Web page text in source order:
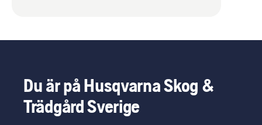
Du är på Husqvarna Skog &
Trädgård Sverige